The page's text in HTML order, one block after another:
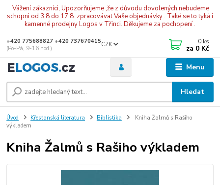
.Vážení zákazníci, Upozorňujeme ,že z důvodu dovolených nebudeme
schopni od 3.8 do 17.8. zpracovávat Vaše objednávky . Také se to tyká i
kamenné prodejny Logos v Třinci. Děkujeme za pochopení .
Menu
CZK
Hledat
+420 775688827 +420 737670415
(Po-Pá, 9-16 hod.)
0 ks
za 0 Kč
Úvod Křesťanská literatura Biblistika
Kniha Žalmů s Rašiho
výkladem
Kniha Žalmů s Rašiho výkladem